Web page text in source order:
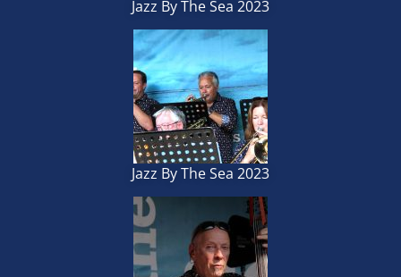
Jazz By The Sea 2023
Jazz By The Sea 2023